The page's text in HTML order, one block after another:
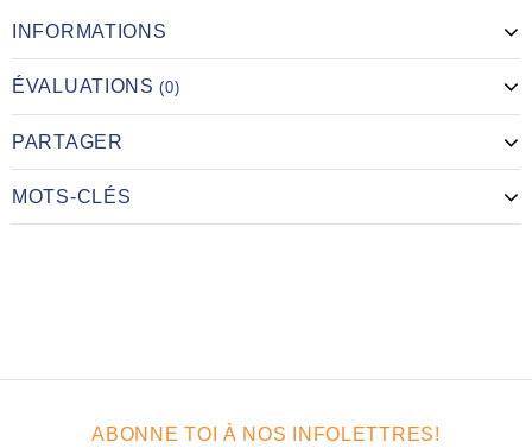
INFORMATIONS
ÉVALUATIONS(0)
PARTAGER
MOTS-CLÉS
ABONNE TOI À NOS INFOLETTRES!